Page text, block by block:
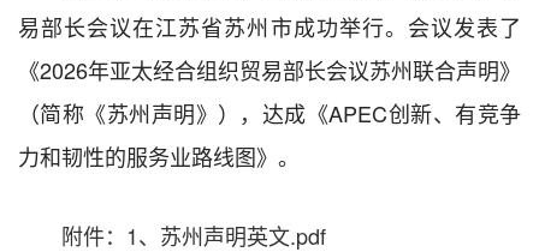
易部长会议在江苏省苏州市成功举行。会议发表了
《2026年亚太经合组织贸易部长会议苏州联合声明》
（简称《苏州声明》），达成《APEC创新、有竞争
力和韧性的服务业路线图》。
附件：1、苏州声明英文.pdf